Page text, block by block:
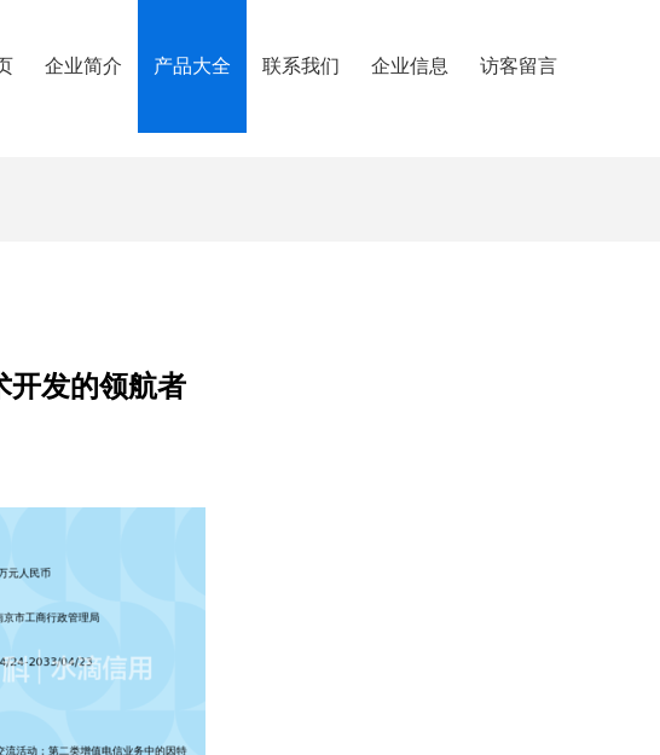
企业简介 产品大全 联系我们 企业信息 访客留言
开发的领航者